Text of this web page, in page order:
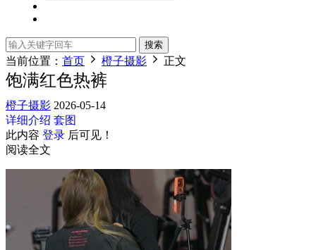
搜索
当前位置： 首页 橙子摄影 正文
饱满红色热裤
橙子摄影 2026-05-14
详细介绍 套图
此内容 登录 后可见！
阅读全文